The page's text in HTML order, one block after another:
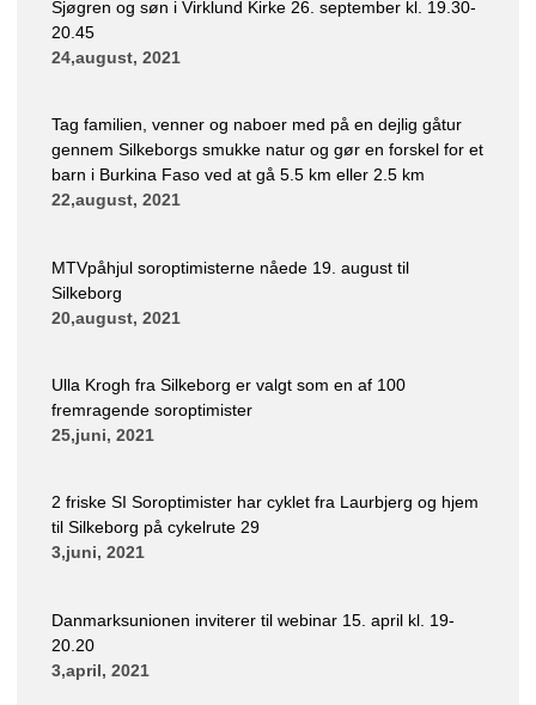
Sjøgren og søn i Virklund Kirke 26. september kl. 19.30-
20.45
24,august, 2021
Tag familien, venner og naboer med på en dejlig gåtur
gennem Silkeborgs smukke natur og gør en forskel for et
barn i Burkina Faso ved at gå 5.5 km eller 2.5 km
22,august, 2021
MTVpåhjul soroptimisterne nåede 19. august til
Silkeborg
20,august, 2021
Ulla Krogh fra Silkeborg er valgt som en af 100
fremragende soroptimister
25,juni, 2021
2 friske SI Soroptimister har cyklet fra Laurbjerg og hjem
til Silkeborg på cykelrute 29
3,juni, 2021
Danmarksunionen inviterer til webinar 15. april kl. 19-
20.20
3,april, 2021